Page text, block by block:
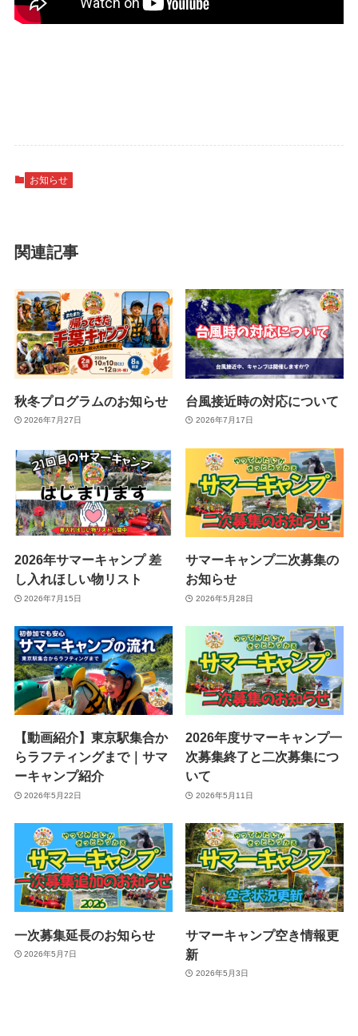
お知らせ
関連記事
秋冬プログラムのお知らせ
2026年7月27日
台風接近時の対応について
2026年7月17日
2026年サマーキャンプ 差
し入れほしい物リスト
2026年7月15日
サマーキャンプ二次募集の
お知らせ
2026年5月28日
【動画紹介】東京駅集合か
らラフティングまで｜サマ
ーキャンプ紹介
2026年5月22日
2026年度サマーキャンプ一
次募集終了と二次募集につ
いて
2026年5月11日
一次募集延長のお知らせ
2026年5月7日
サマーキャンプ空き情報更
新
2026年5月3日